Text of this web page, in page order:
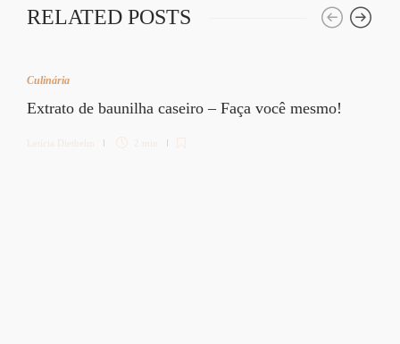
RELATED POSTS
Culinária
Extrato de baunilha caseiro – Faça você mesmo!
Letícia Diethelm 2 min